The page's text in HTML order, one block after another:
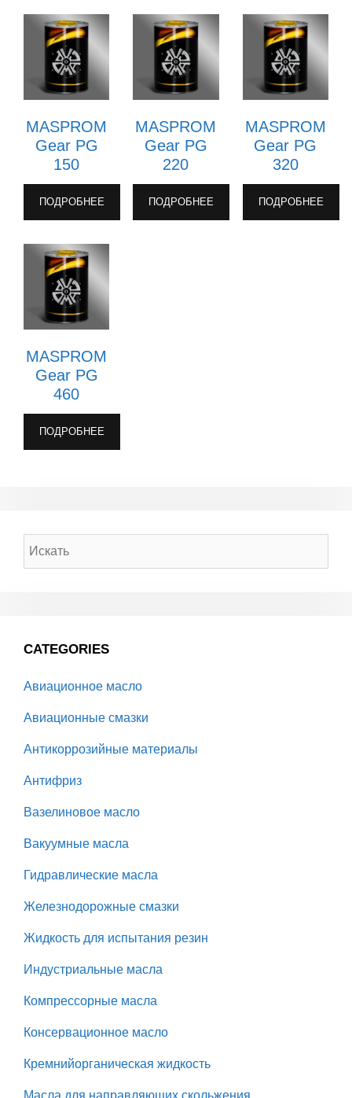
MASPROM
Gear PG
150
ПОДРОБНЕЕ
MASPROM
Gear PG
220
ПОДРОБНЕЕ
MASPROM
Gear PG
320
ПОДРОБНЕЕ
MASPROM
Gear PG
460
ПОДРОБНЕЕ
CATEGORIES
Авиационное масло
Авиационные смазки
Антикоррозийные материалы
Антифриз
Вазелиновое масло
Вакуумные масла
Гидравлические масла
Железнодорожные смазки
Жидкость для испытания резин
Индустриальные масла
Компрессорные масла
Консервационное масло
Кремнийорганическая жидкость